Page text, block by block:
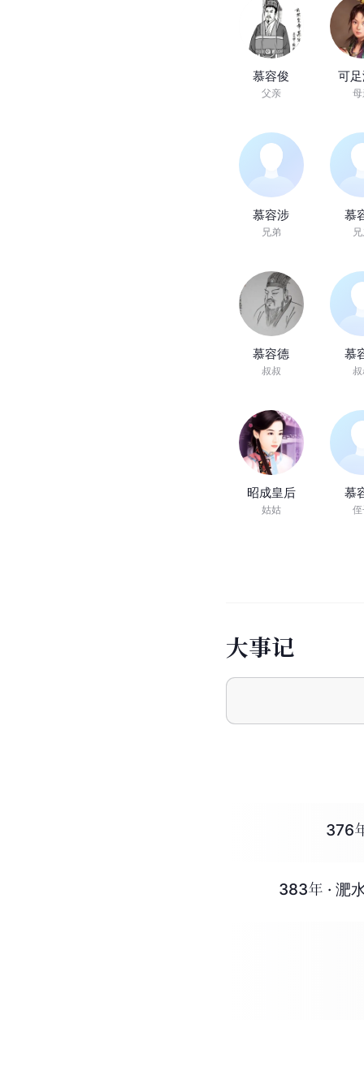
慕容俊
父亲
可
慕容涉
兄弟
慕
慕容德
叔叔
慕
昭成皇后
姑姑
慕
大事记
376
383年 · 淝